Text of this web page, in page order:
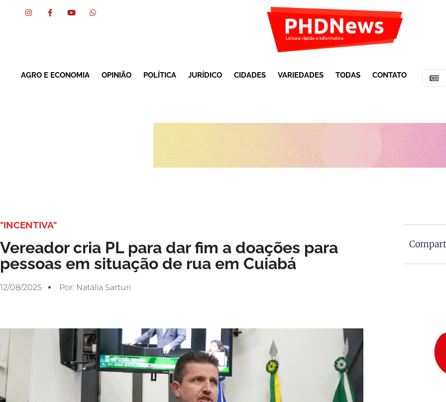
AGRO E ECONOMIA OPINIÃO POLÍTICA JURÍDICO CIDADES VARIEDADES TODAS CONTATO
"INCENTIVA"
Vereador cria PL para dar fim a doações para
pessoas em situação de rua em Cuiabá
12/08/2025 Por: Natália Sarturi